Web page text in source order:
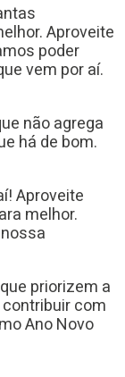
Aproveite
poder
vem por aí.
não agrega
há de bom.
Aproveite
melhor.
priorizem a
com
Ano Novo